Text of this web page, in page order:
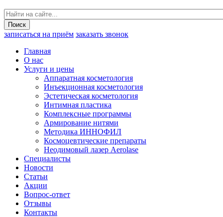
записаться на приём заказать звонок
Главная
О нас
Услуги и цены
Аппаратная косметология
Инъекционная косметология
Эстетическая косметология
Интимная пластика
Комплексные программы
Армирование нитями
Методика ИННОФИЛ
Космоцевтические препараты
Неодимовый лазер Aerolase
Специалисты
Новости
Статьи
Акции
Вопрос-ответ
Отзывы
Контакты